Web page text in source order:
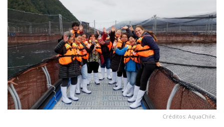
Créditos: AquaChile.